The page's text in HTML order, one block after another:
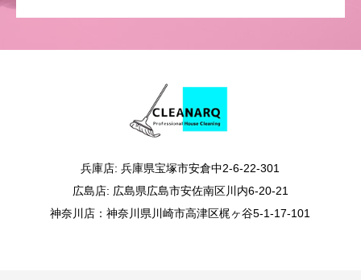
兵庫店: 兵庫県宝塚市安倉中2-6-22-301
広島店: 広島県広島市安佐南区川内6-20-21
神奈川店：神奈川県川崎市高津区梶ヶ谷5-1-17-101